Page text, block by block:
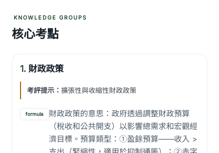
KNOWLEDGE GROUPS
核心考點
1. 財政政策
考評提示： 擴張性與收縮性財政政策
formula
財政政策的意思：政府透過調整財政預算
（稅收和公共開支）以影響總需求和宏觀經
濟目標。預算類型：①盈餘預算——收入 >